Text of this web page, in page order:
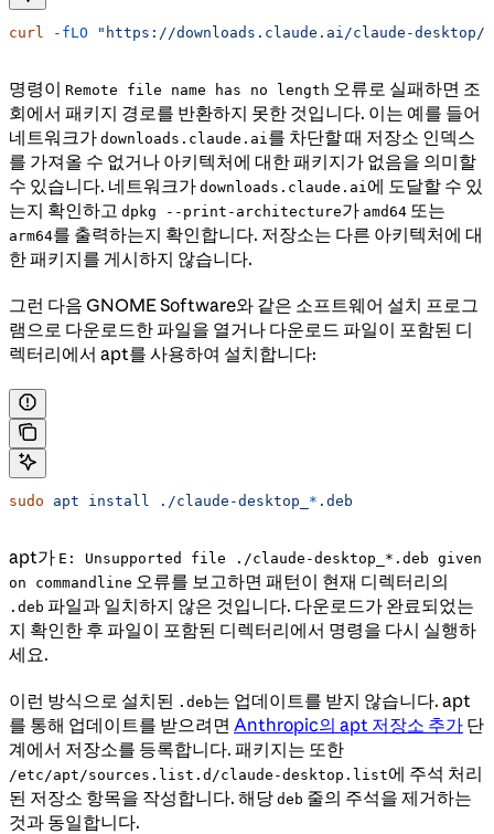
curl -fLO "https://downloads.claude.ai/claude-
명령이 Remote file name has no length 오류로 실패하면 조
회에서 패키지 경로를 반환하지 못한 것입니다. 이는 예를 들어
네트워크가 downloads.claude.ai 를 차단할 때 저장소 인덱스
를 가져올 수 없거나 아키텍처에 대한 패키지가 없음을 의미할
수 있습니다. 네트워크가 downloads.claude.ai 에 도달할 수 있
는지 확인하고 dpkg --print-architecture가 amd64 또는
arm64를 출력하는지 확인합니다. 저장소는 다른 아키텍처에 대
한 패키지를 게시하지 않습니다.
그런 다음 GNOME Software와 같은 소프트웨어 설치 프로그
램으로 다운로드한 파일을 열거나 다운로드 파일이 포함된 디
렉터리에서 apt를 사용하여 설치합니다:
sudo apt install ./claude-desktop_ * .deb
apt가 E: Unsupported file ./claude-desktop_*.deb given
on commandline 오류를 보고하면 패턴이 현재 디렉터리의
.deb 파일과 일치하지 않은 것입니다. 다운로드가 완료되었는
지 확인한 후 파일이 포함된 디렉터리에서 명령을 다시 실행하
세요.
이런 방식으로 설치된 .deb는 업데이트를 받지 않습니다. apt
를 통해 업데이트를 받으려면 Anthropic의 apt 저장소 추가 단
계에서 저장소를 등록합니다. 패키지는 또한
/etc/apt/sources.list.d/claude-desktop.list에 주석 처리
된 저장소 항목을 작성합니다. 해당 deb 줄의 주석을 제거하는
것과 동일합니다.